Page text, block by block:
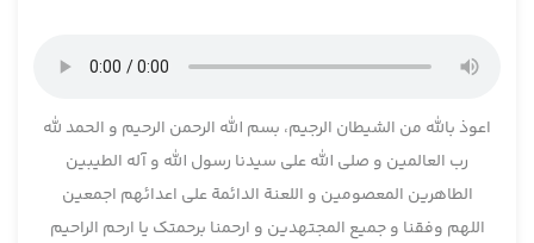
اعوذ بالله من الشیطان الرجیم، بسم الله الرحمن الرحیم و الحمد لله
رب العالمین و صلی الله علی سیدنا رسول الله و آله الطیبین
الطاهرین المعصومین و اللعنة الدائمة علی اعدائهم اجمعین
اللهم وفقنا و جمیع المجتهدین و ارحمنا برحمتک یا ارحم الراحیم